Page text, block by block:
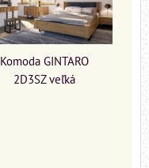
Komoda GINTARO
2D3SZ veľká